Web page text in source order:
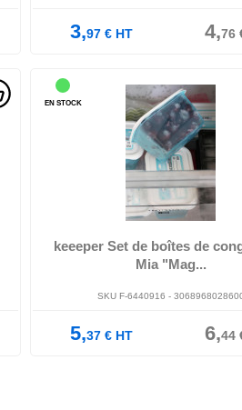
3,97 € HT 4,76
keeeper Set de boîtes de
Mia "Mag...
SKU F-6440916 -
5,37 € HT 6,44
EN STOCK
0,5 litre, set de boîtes de congélation
congélation, stockage,